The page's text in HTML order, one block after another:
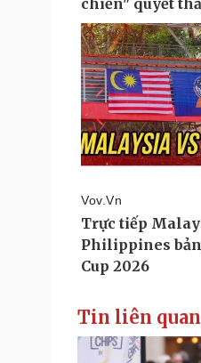
Tin liên quan